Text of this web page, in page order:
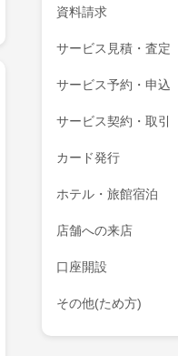
資料請求
サービス見積・査定
サービス予約・申込
サービス契約・取引
カード発行
ホテル・旅館宿泊
店舗への来店
口座開設
その他(ため方)